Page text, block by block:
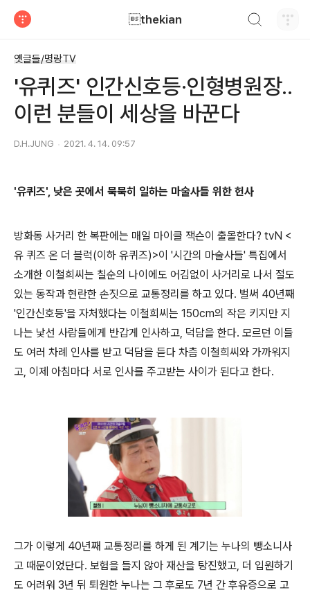
thekian
옛글들/명랑TV
'유퀴즈' 인간신호등·인형병원장..
이런 분들이 세상을 바꾼다
D.H.JUNG 2021. 4. 14. 09:57
'유퀴즈', 낮은 곳에서 묵묵히 일하는 마술사들 위한 헌사
방화동 사거리 한 복판에는 매일 마이클 잭슨이 출몰한다? tvN <
유 퀴즈 온 더 블럭(이하 유퀴즈)>이 '시간의 마술사들' 특집에서
소개한 이철희씨는 칠순의 나이에도 어김없이 사거리로 나서 절도
있는 동작과 현란한 손짓으로 교통정리를 하고 있다. 벌써 40년째
'인간신호등'을 자처했다는 이철희씨는 150cm의 작은 키지만 지
나는 낯선 사람들에게 반갑게 인사하고, 덕담을 한다. 모르던 이들
도 여러 차례 인사를 받고 덕담을 듣다 차츰 이철희씨와 가까워지
고, 이제 아침마다 서로 인사를 주고받는 사이가 된다고 한다.
그가 이렇게 40년째 교통정리를 하게 된 계기는 누나의 뺑소니사
고 때문이었단다. 보험을 들지 않아 재산을 탕진했고, 더 입원하기
도 어려워 3년 뒤 퇴원한 누나는 그 후로도 7년 간 후유증으로 고